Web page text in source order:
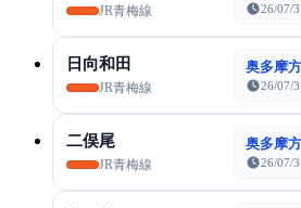
JR青梅線 26/07/
日向和田
JR青梅線
奥多摩
26/07/
二俣尾
JR青梅線
奥多摩
26/07/